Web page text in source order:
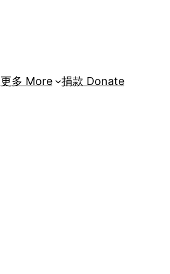
更多 More 捐款 Donate